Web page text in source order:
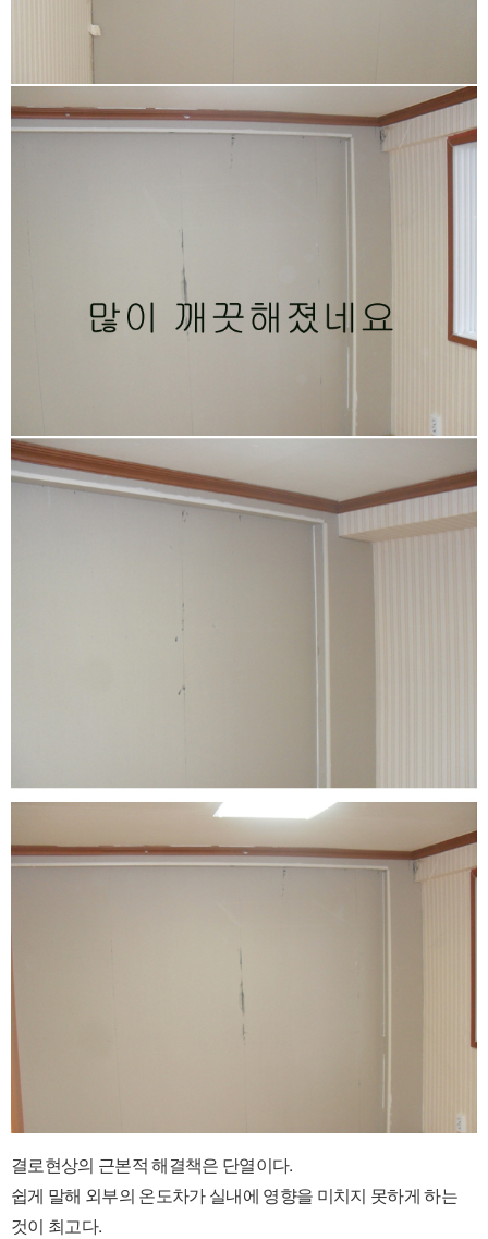
결로현상의 근본적 해결책은 단열이다.
쉽게 말해 외부의 온도차가 실내에 영향을 미치지 못하게 하는
것이 최고다.